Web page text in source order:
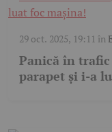
29 oct. 2025, 19:11 în
Panică în
parapet și i-a